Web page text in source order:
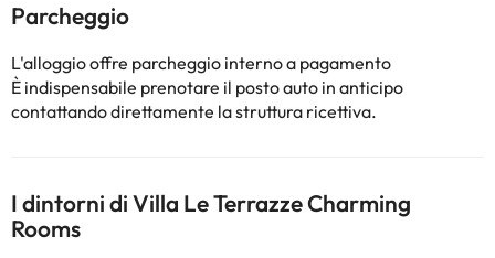
Parcheggio
L'alloggio offre parcheggio interno a pagamento
È indispensabile prenotare il posto auto in anticipo
contattando direttamente la struttura ricettiva.
I dintorni di Villa Le Terrazze Charming
Rooms